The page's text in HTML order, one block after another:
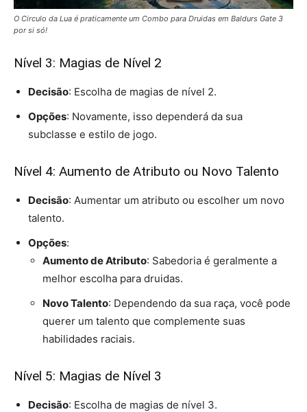
O Circulo da Lua é praticamente um Combo para Druidas em Baldurs Gate 3
por si só!
Nível 3: Magias de Nível 2
Decisão: Escolha de magias de nível 2.
Opções: Novamente, isso dependerá da sua
subclasse e estilo de jogo.
Nível 4: Aumento de Atributo ou Novo Talento
Decisão: Aumentar um atributo ou escolher um novo
talento.
Opções:
Aumento de Atributo: Sabedoria é geralmente a
melhor escolha para druidas.
Novo Talento: Dependendo da sua raça, você pode
querer um talento que complemente suas
habilidades raciais.
Nível 5: Magias de Nível 3
Decisão: Escolha de magias de nível 3.